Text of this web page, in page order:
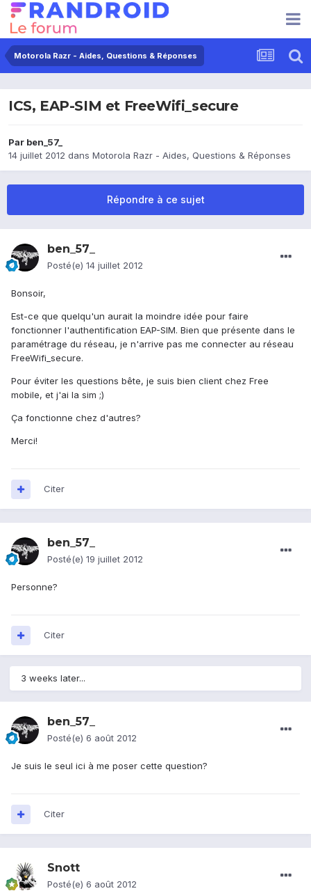
Motorola Razr - Aides, Questions & Réponses
ICS, EAP-SIM et FreeWifi_secure
Par ben_57_
14 juillet 2012 dans Motorola Razr - Aides, Questions & Réponses
Répondre à ce sujet
ben_57_
Posté(e) 14 juillet 2012
Bonsoir,
Est-ce que quelqu'un aurait la moindre idée pour faire
fonctionner l'authentification EAP-SIM. Bien que présente dans le
paramétrage du réseau, je n'arrive pas me connecter au réseau
FreeWifi_secure.
Pour éviter les questions bête, je suis bien client chez Free
mobile, et j'ai la sim ;)
Ça fonctionne chez d'autres?
Merci!
Citer
ben_57_
Posté(e) 19 juillet 2012
Personne?
Citer
3 weeks later...
ben_57_
Posté(e) 6 août 2012
Je suis le seul ici à me poser cette question?
Citer
Snott
Posté(e) 6 août 2012